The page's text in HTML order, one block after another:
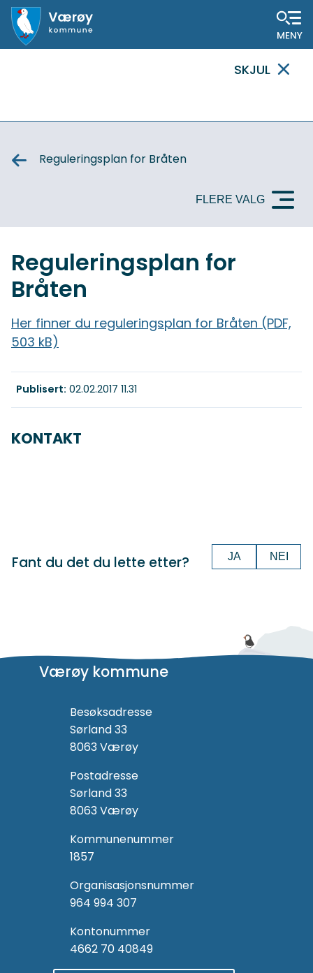
MELDING
SKJUL
Reguleringsplan for Bråten
FLERE VALG
Reguleringsplan for
Bråten
Her finner du reguleringsplan for Bråten (PDF,
503 kB)
Publisert 02.02.2017 11.31
KONTAKT
Fant du det du lette etter? JA NEI
Værøy kommune
Besøksadresse
Sørland 33
8063 Værøy
Postadresse
Sørland 33
8063 Værøy
Kommunenummer
1857
Organisasjonsnummer
964 994 307
Kontonummer
4662 70 40849